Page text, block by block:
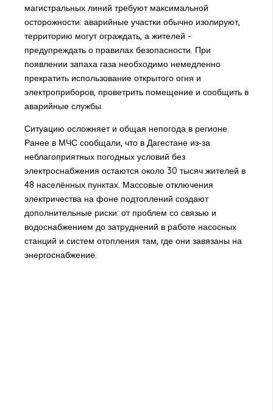
магистральных линий требуют максимальной
осторожности: аварийные участки обычно изолируют,
территорию могут ограждать, а жителей -
предупреждать о правилах безопасности. При
появлении запаха газа необходимо немедленно
прекратить использование открытого огня и
электроприборов, проветрить помещение и сообщить в
аварийные службы.
Ситуацию осложняет и общая непогода в регионе.
Ранее в МЧС сообщали, что в Дагестане из‑за
неблагоприятных погодных условий без
электроснабжения остаются около 30 тысяч жителей в
48 населённых пунктах. Массовые отключения
электричества на фоне подтоплений создают
дополнительные риски: от проблем со связью и
водоснабжением до затруднений в работе насосных
станций и систем отопления там, где они завязаны на
энергоснабжение.